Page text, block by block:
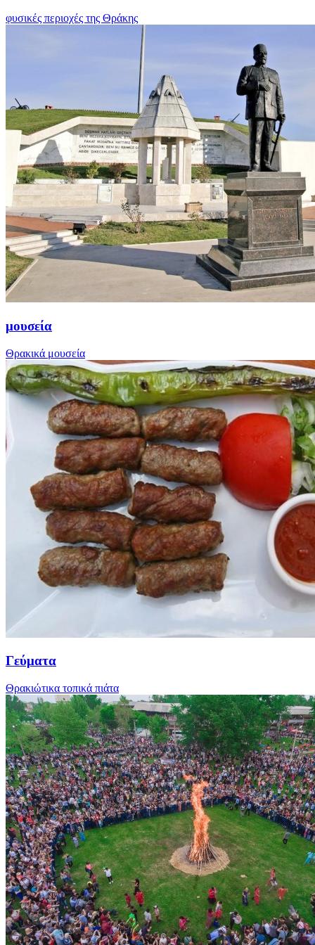
φυσικές περιοχές της Θράκης
μουσεία
Θρακικά μουσεία
Γεύματα
Θρακιώτικα τοπικά πιάτα